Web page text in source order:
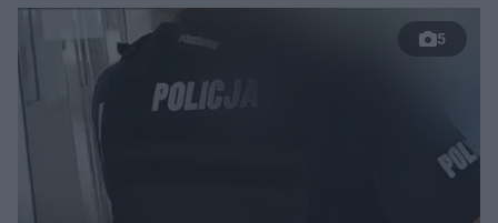
nieudanym manewrze
wyprzedzania zginął
kierowca auta
5